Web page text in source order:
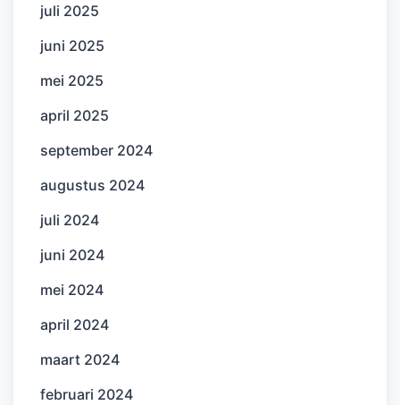
juli 2025
juni 2025
mei 2025
april 2025
september 2024
augustus 2024
juli 2024
juni 2024
mei 2024
april 2024
maart 2024
februari 2024